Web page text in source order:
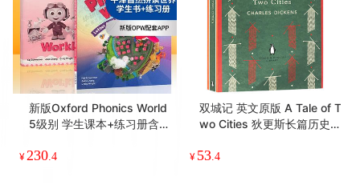
新版Oxford Phonics World
5级别 学生课本+练习册含A
儿英语启蒙教材 OPW零基
¥ 230 .4
双城记 英文原版 A Tale of T
wo Cities 狄更斯长篇历史
cs 企鹅经典 进口原版英语
¥ 53 .4